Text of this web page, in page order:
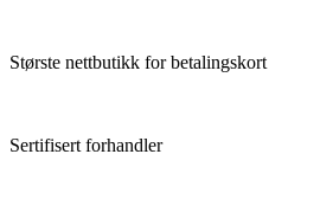
Største nettbutikk for betalingskort
Sertifisert forhandler